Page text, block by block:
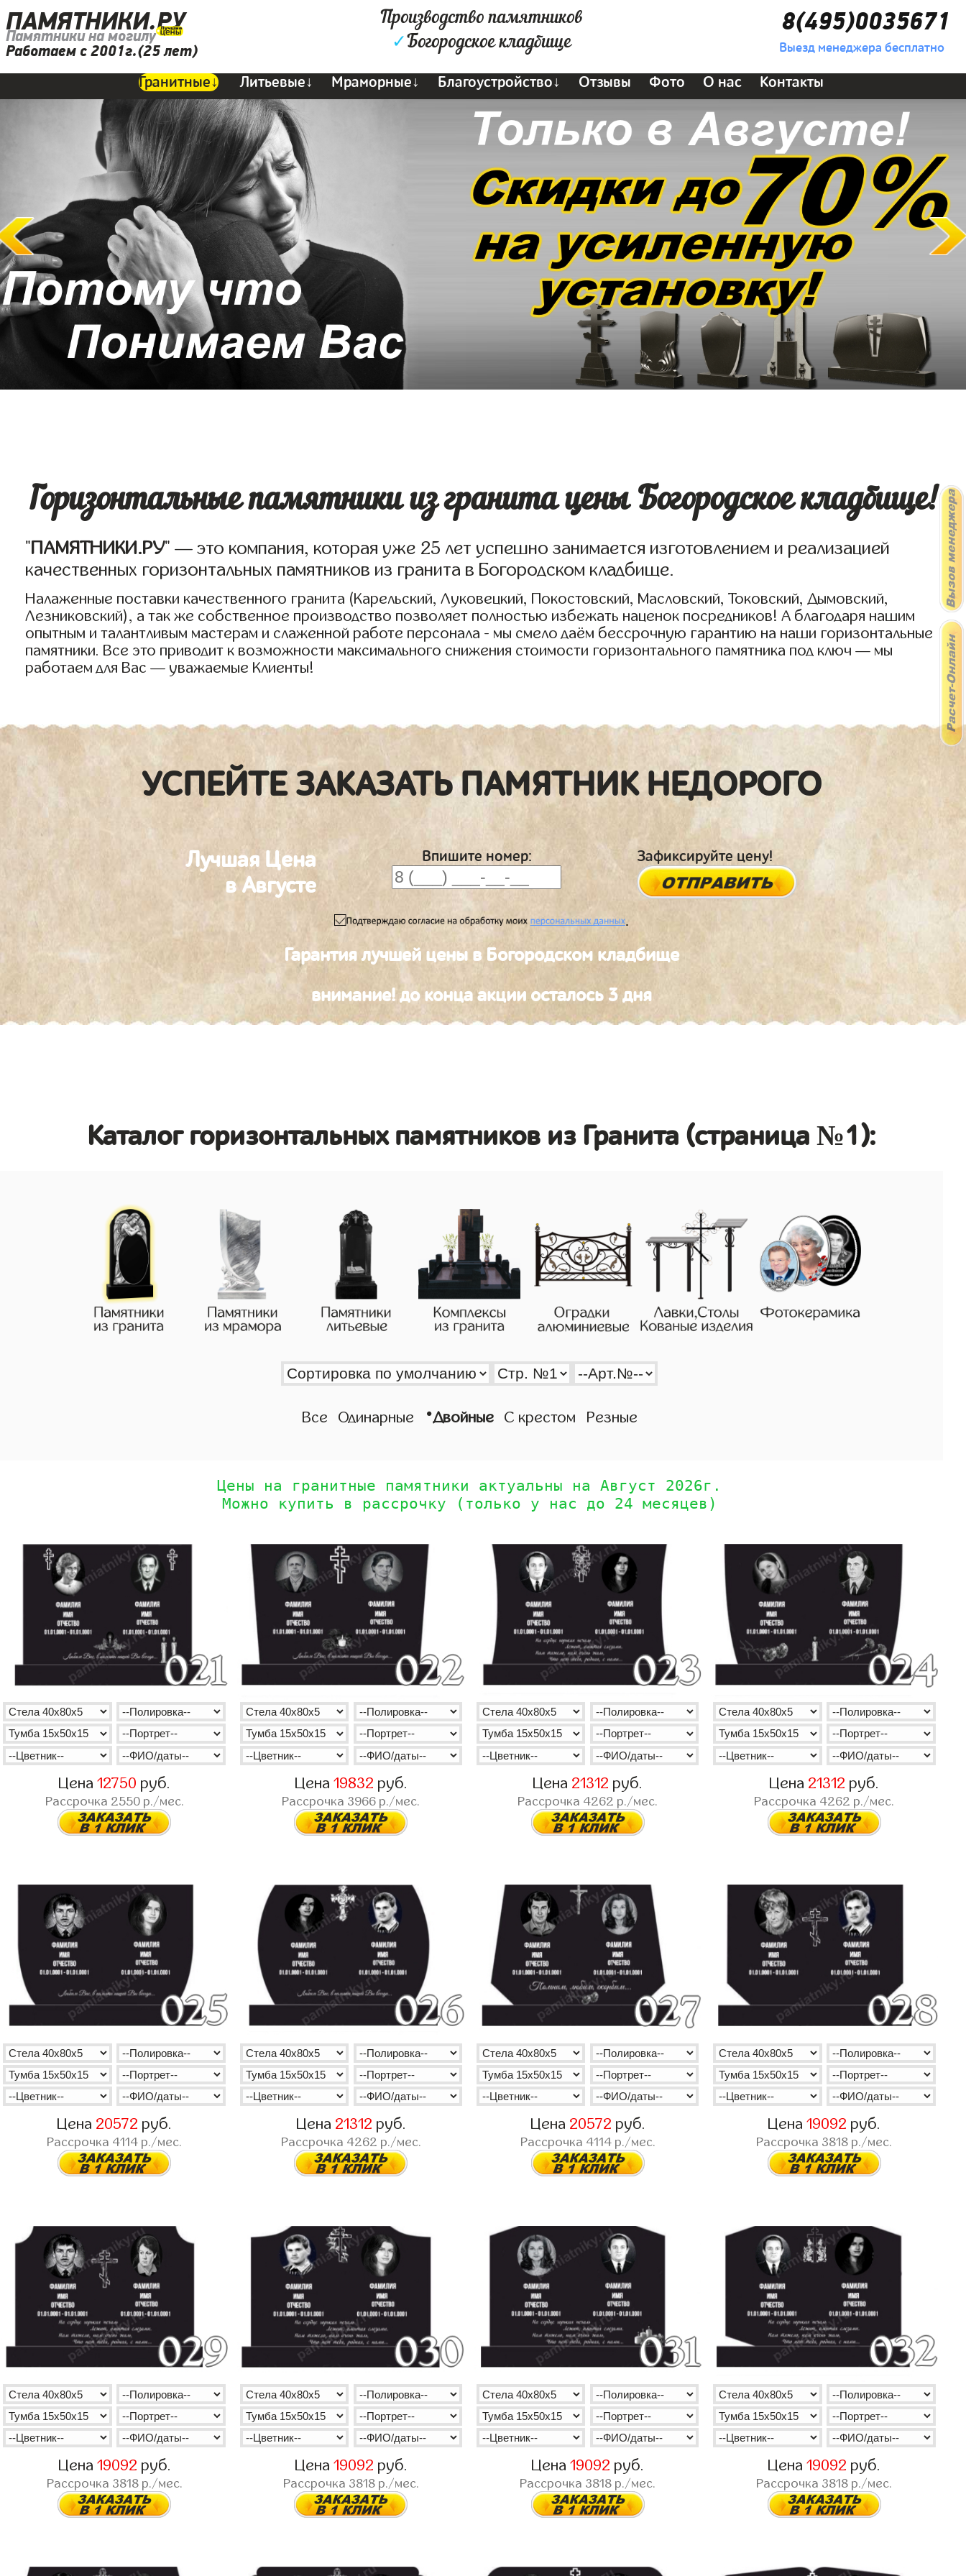
ПАМЯТНИКИ.РУ
Памятники на могилу
Работаем с 2001г.(25 лет)
Производство памятников
✓Богородское кладбище
8(495)0035671
Выезд менеджера бесплатно
Гранитные↓ Литьевые↓ Мраморные↓ Благоустройство↓ Отзывы Фото О нас Контакты
Горизонтальные памятники из гранита цены Богородское кладбище!
"ПАМЯТНИКИ.РУ" — это компания, которая уже 25 лет успешно занимается изготовлением и реализацией
качественных горизонтальных памятников из гранита в Богородском кладбище.
Налаженные поставки качественного гранита (Карельский, Луковецкий, Покостовский, Масловский, Токовский, Дымовский,
Лезниковский), а так же собственное производство позволяет полностью избежать наценок посредников! А благодаря нашим
опытным и талантливым мастерам и слаженной работе персонала - мы смело даём бессрочную гарантию на наши горизонтальные
памятники. Все это приводит к возможности максимального снижения стоимости горизонтального памятника под ключ — мы
работаем для Вас — уважаемые Клиенты!
УСПЕЙТЕ ЗАКАЗАТЬ ПАМЯТНИК НЕДОРОГО
Лучшая Цена
в Августе
Впишите номер: Зафиксируйте цену!
.
Гарантия лучшей цены в Богородском кладбище
внимание! до конца акции осталось 3 дня
Каталог горизонтальных памятников из Гранита (страница №1):
Все Одинарные •Двойные С крестом Резные
Цены на гранитные памятники актуальны на Август 2026г.
Можно купить в рассрочку (только у нас до 24 месяцев)
Цена12750 руб.
Рассрочка 2550р./мес.
Цена 19832 руб.
Рассрочка 3966 р./мес.
Цена 21312 руб.
Рассрочка 4262 р./мес.
Цена 21312 руб.
Рассрочка 4262 р./мес.
Цена 20572 руб.
Рассрочка 4114 р./мес.
Цена 21312 руб.
Рассрочка 4262 р./мес.
Цена 20572 руб.
Рассрочка 4114р./мес.
Цена19092 руб.
Рассрочка 3818 р./мес.
Цена 19092 руб.
Рассрочка 3818р./мес.
Цена 19092 руб.
Рассрочка 3818р./мес.
Цена19092 руб.
Рассрочка 3818 р./мес.
Цена19092 руб.
Рассрочка 3818 р./мес.